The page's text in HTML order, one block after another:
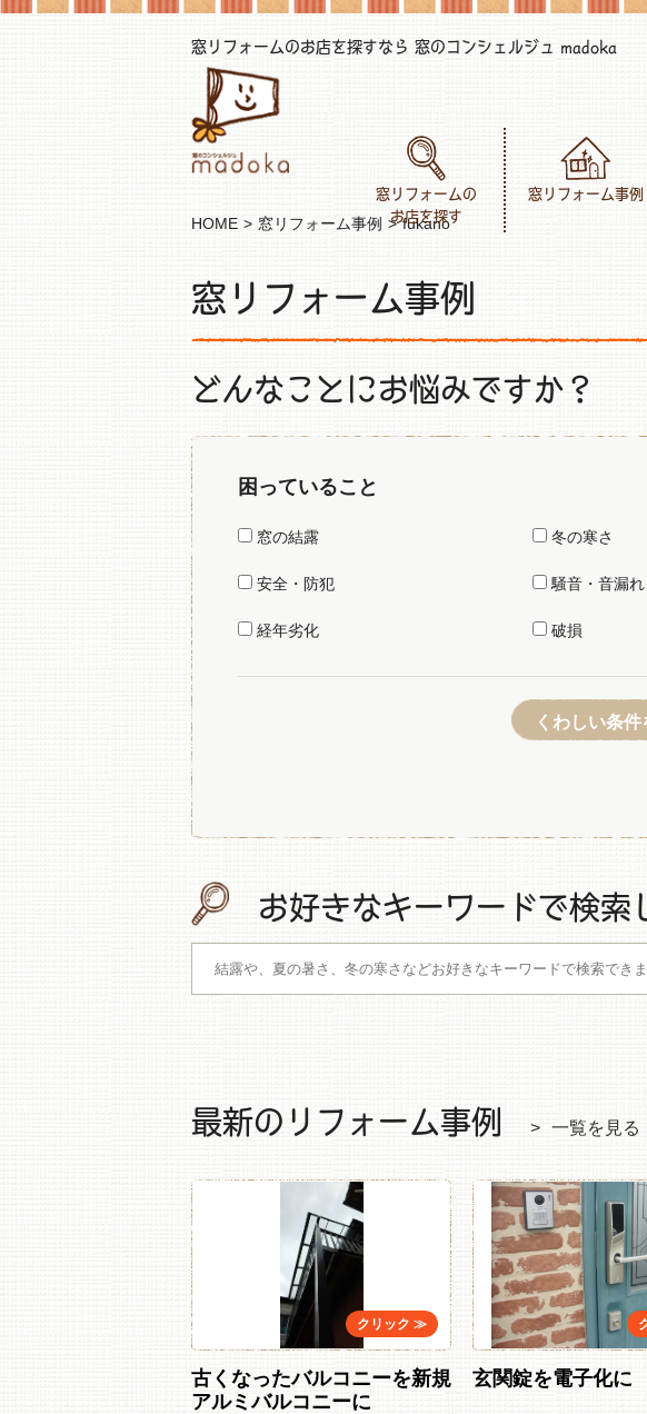
窓リフォームのお店を探すなら 窓のコンシェルジュ madoka
窓リフォームの
お店を探す
窓リフォーム事例
HOME 窓リフォーム事例 fukano
窓リフォーム事例
どんなことにお悩みですか？
困っていること
窓の結露 冬の寒さ
安全・防犯 騒音・音漏れ
経年劣化 破損
くわしい条件
お好きなキーワードで検索
最新のリフォーム事例 一覧を見る
古くなったバルコニーを新規
アルミバルコニーに
玄関錠を電子化に